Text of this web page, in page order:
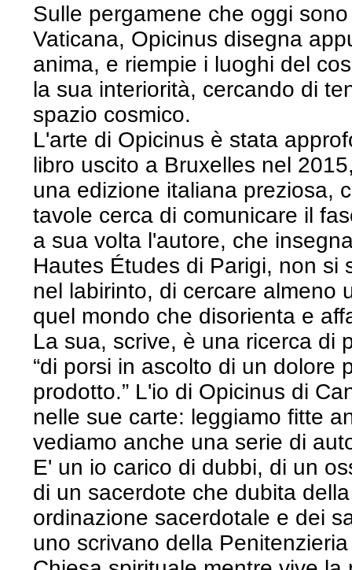
Sulle pergamene che oggi
Vaticana, Opicinus disegna
anima, e riempie i luoghi del
la sua interiorità, cercando di
spazio cosmico.
L'arte di Opicinus è stata
libro uscito a Bruxelles nel
una edizione italiana preziosa,
tavole cerca di comunicare il
a sua volta l'autore, che
Hautes Études di Parigi, non si
nel labirinto, di cercare almeno
quel mondo che disorienta e
La sua, scrive, è una ricerca di
“di porsi in ascolto di un dolore
prodotto.” L'io di Opicinus di
nelle sue carte: leggiamo fitte
vediamo anche una serie di
E' un io carico di dubbi, di un
di un sacerdote che dubita
ordinazione sacerdotale e dei
uno scrivano della